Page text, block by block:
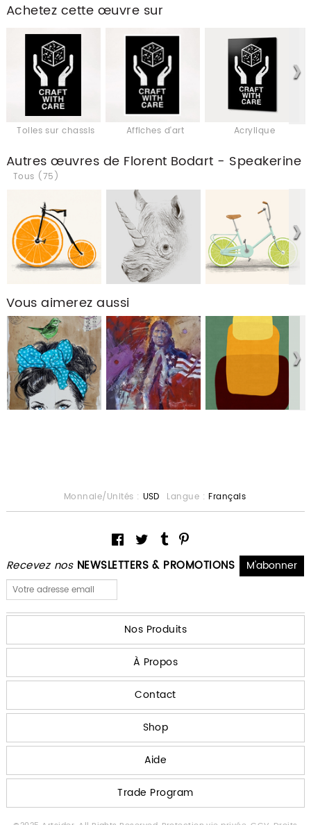
Achetez cette œuvre sur
Toiles sur chassis Affiches d'art Acrylique
Autres œuvres de Florent Bodart - Speakerine
Tous (75)
Vous aimerez aussi
Recevez nos NEWSLETTERS & PROMOTIONS
Monnaie/Unités : USD Langue : Français
Nos Produits
À Propos
Contact
Shop
Aide
Trade Program